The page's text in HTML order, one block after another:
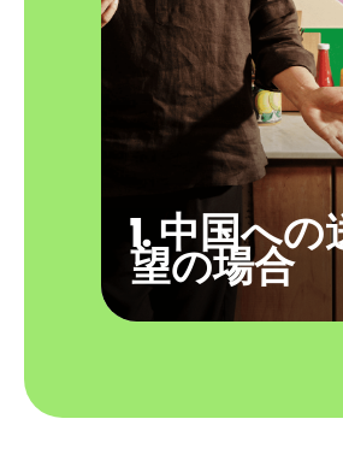
1. 中国へ
望の場合